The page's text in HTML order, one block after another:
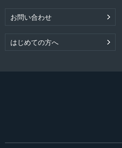
お問い合わせ
はじめての方へ